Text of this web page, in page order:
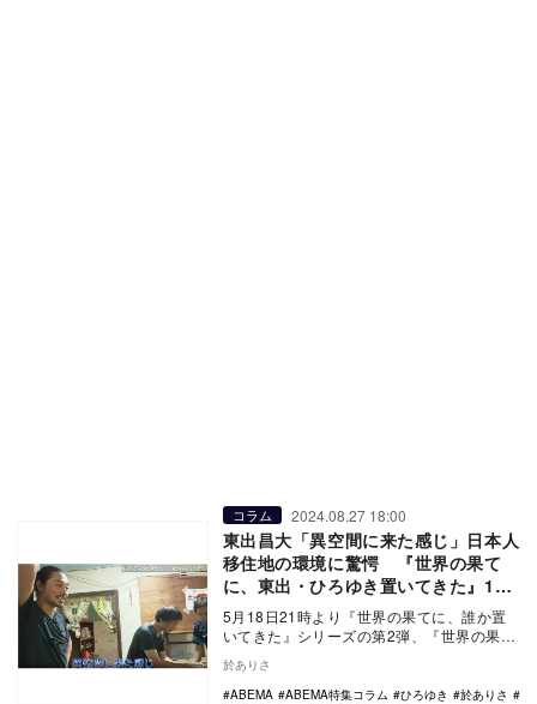
コラム 2024.08.27 18:00
東出昌大「異空間に来た感じ」日本人
移住地の環境に驚愕 『世界の果て
に、東出・ひろゆき置いてきた』17
話
5月18日21時より『世界の果てに、誰か置
いてきた』シリーズの第2弾、『世界の果て
トした。…
於ありさ
ABEMA
ABEMA特集コラム ひろゆき
於ありさ